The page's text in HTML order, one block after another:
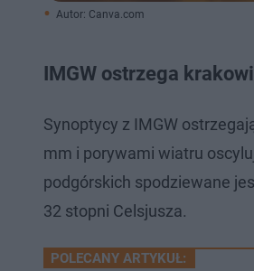
Autor: Canva.com
IMGW ostrzega
Synoptycy z IMGW
mm i porywami wiatru
podgórskich spodziewane
32 stopni Celsjusza.
POLECANY ARTYKUŁ: